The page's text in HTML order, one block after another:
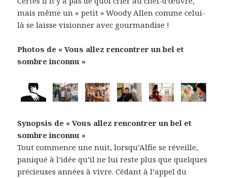
mais même un « petit » Woody Allen comme celui-
là se laisse visionner avec gourmandise !
Photos de « Vous allez rencontrer un bel et
sombre inconnu »
Synopsis de « Vous allez rencontrer un bel et
sombre inconnu »
Tout commence une nuit, lorsqu’Alfie se réveille,
paniqué à l’idée qu’il ne lui reste plus que quelques
précieuses années à vivre. Cédant à l’appel du